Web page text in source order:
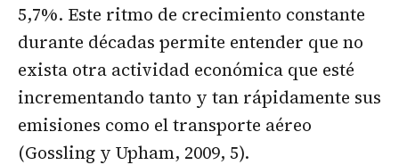
5,7%. Este ritmo de crecimiento constante
durante décadas permite entender que no
exista otra actividad económica que esté
incrementando tanto y tan rápidamente sus
emisiones como el transporte aéreo
(Gossling y Upham, 2009, 5).